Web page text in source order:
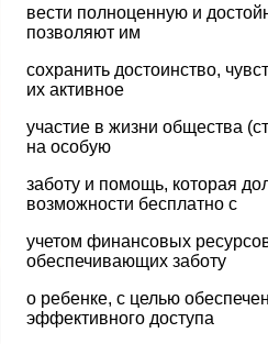
вести полноценную и
позволяют им
сохранить достоинство,
их активное
участие в жизни общества
на особую
заботу и помощь, которая
возможности бесплатно с
учетом финансовых
обеспечивающих заботу
о ребенке, с целью
эффективного доступа